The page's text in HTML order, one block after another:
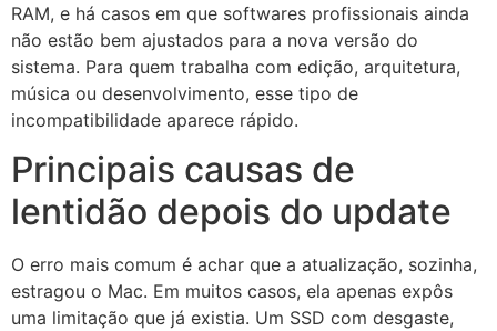
RAM, e há casos em que softwares profissionais ainda
não estão bem ajustados para a nova versão do
sistema. Para quem trabalha com edição, arquitetura,
música ou desenvolvimento, esse tipo de
incompatibilidade aparece rápido.
Principais causas de
lentidão depois do update
O erro mais comum é achar que a atualização, sozinha,
estragou o Mac. Em muitos casos, ela apenas expôs
uma limitação que já existia. Um SSD com desgaste,